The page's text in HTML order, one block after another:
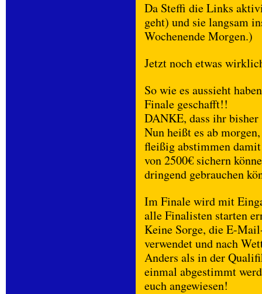
Da Steffi die Links
geht) und sie langsam
Wochenende Morgen.)
Jetzt noch etwas
So wie es aussieht
Finale geschafft!!
DANKE, dass ihr
Nun heißt es ab
fleißig abstimmen
von 2500€ sichern
dringend gebrauchen
Im Finale wird mit
alle Finalisten starten
Keine Sorge, die E-
verwendet und nach
Anders als in der
einmal abgestimmt
euch angewiesen!